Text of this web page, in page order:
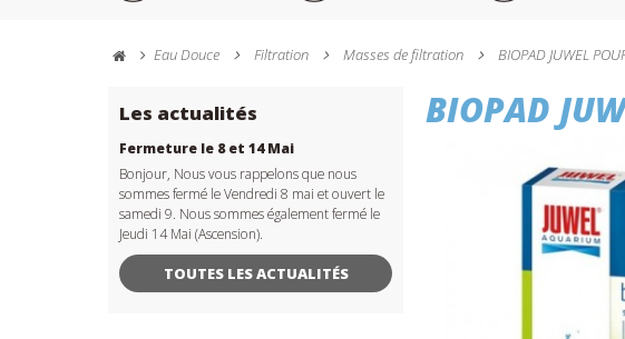
Eau Douce Filtration Masses de filtration BIOPAD JUWEL
BIOPAD
Les actualités
Fermeture le 8 et 14 Mai
Bonjour, Nous vous rappelons que nous
sommes fermé le Vendredi 8 mai et ouvert le
samedi 9. Nous sommes également fermé le
Jeudi 14 Mai (Ascension).
TOUTES LES ACTUALITÉS